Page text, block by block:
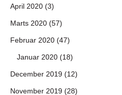
April 2020 (3)
Marts 2020 (57)
Februar 2020 (47)
Januar 2020 (18)
December 2019 (12)
November 2019 (28)